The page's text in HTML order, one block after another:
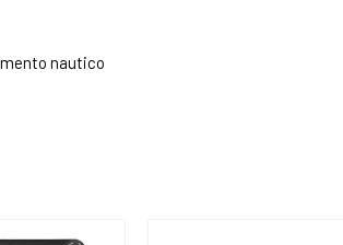
nautico